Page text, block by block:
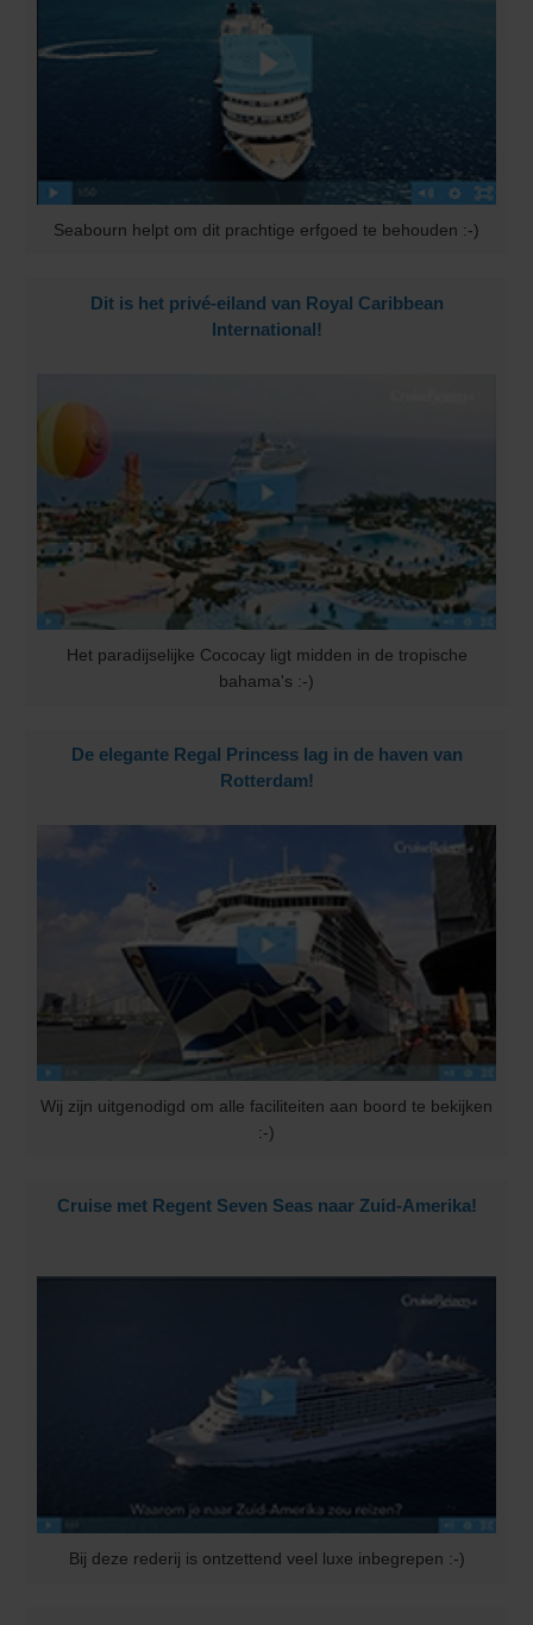
Seabourn helpt om dit prachtige erfgoed te behouden :-)
Dit is het privé-eiland van Royal Caribbean
International!
Het paradijselijke Cococay ligt midden in de tropische
bahama's :-)
De elegante Regal Princess lag in de haven van
Rotterdam!
Wij zijn uitgenodigd om alle faciliteiten aan boord te bekijken
:-)
Cruise met Regent Seven Seas naar Zuid-Amerika!
Bij deze rederij is ontzettend veel luxe inbegrepen :-)